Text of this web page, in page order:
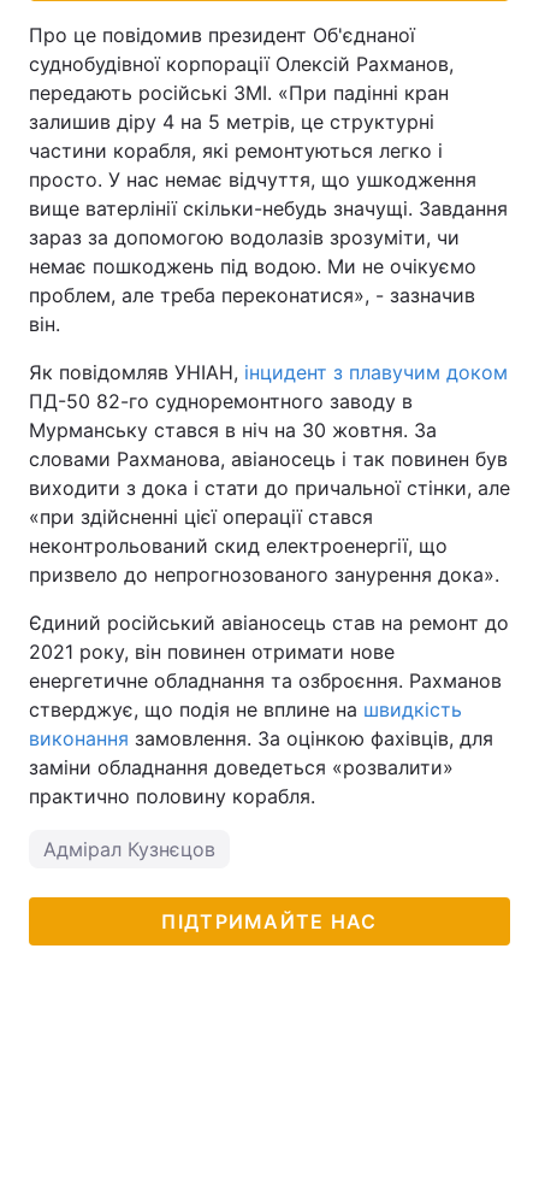
Про це повідомив президент Об'єднаної
суднобудівної корпорації Олексій Рахманов,
передають російські ЗМІ. «При падінні кран
залишив діру 4 на 5 метрів, це структурні
частини корабля, які ремонтуються легко і
просто. У нас немає відчуття, що ушкодження
вище ватерлінії скільки-небудь значущі. Завдання
зараз за допомогою водолазів зрозуміти, чи
немає пошкоджень під водою. Ми не очікуємо
проблем, але треба переконатися», - зазначив
він.
Як повідомляв УНІАН, інцидент з плавучим доком
ПД-50 82-го судноремонтного заводу в
Мурманську стався в ніч на 30 жовтня. За
словами Рахманова, авіаносець і так повинен був
виходити з дока і стати до причальної стінки, але
«при здійсненні цієї операції стався
неконтрольований скид електроенергії, що
призвело до непрогнозованого занурення дока».
Єдиний російський авіаносець став на ремонт до
2021 року, він повинен отримати нове
енергетичне обладнання та озброєння. Рахманов
стверджує, що подія не вплине на швидкість
виконання замовлення. За оцінкою фахівців, для
заміни обладнання доведеться «розвалити»
практично половину корабля.
Адмірал Кузнєцов
ПІДТРИМАЙТЕ НАС